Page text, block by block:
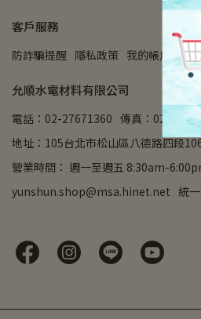
客戶服務
防詐騙提醒 隱私政策 我的帳戶 查詢
允順水電材料有限公司
電話：02-27671360 傳真：02-
地址：105台北市松山區八德路四段
營業時間： 週一至週五 8:30am-
yunshun.shop@msa.hinet.net 統